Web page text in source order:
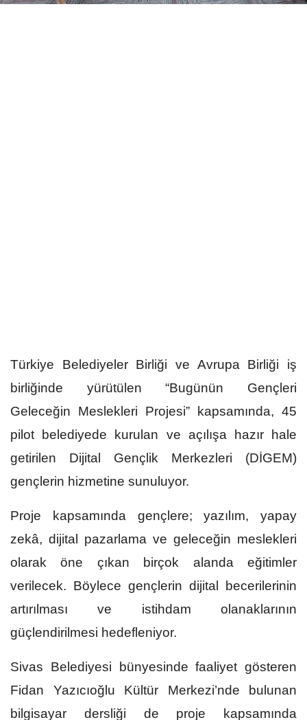
Türkiye Belediyeler Birliği ve Avrupa Birliği iş
birliğinde yürütülen “Bugünün Gençleri
Geleceğin Meslekleri Projesi” kapsamında, 45
pilot belediyede kurulan ve açılışa hazır hale
getirilen Dijital Gençlik Merkezleri (DİGEM)
gençlerin hizmetine sunuluyor.
Proje kapsamında gençlere; yazılım, yapay
zekâ, dijital pazarlama ve geleceğin meslekleri
olarak öne çıkan birçok alanda eğitimler
verilecek. Böylece gençlerin dijital becerilerinin
artırılması ve istihdam olanaklarının
güçlendirilmesi hedefleniyor.
Sivas Belediyesi bünyesinde faaliyet gösteren
Fidan Yazıcıoğlu Kültür Merkezi’nde bulunan
bilgisayar dersliği de proje kapsamında